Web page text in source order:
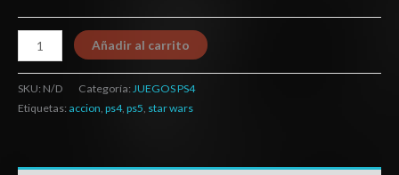
Añadir al carrito
SKU: N/D Categoría: JUEGOS PS4
Etiquetas: accion, ps4, ps5, star wars